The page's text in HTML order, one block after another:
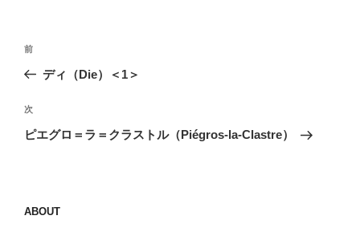
投
ナ
ビ
ゲ
ン
前
の
稿
前
ディ（Die）＜1＞
次
の
次
ピエグロ＝ラ＝クラストル（Piégros-la-Clastre）
ABOUT